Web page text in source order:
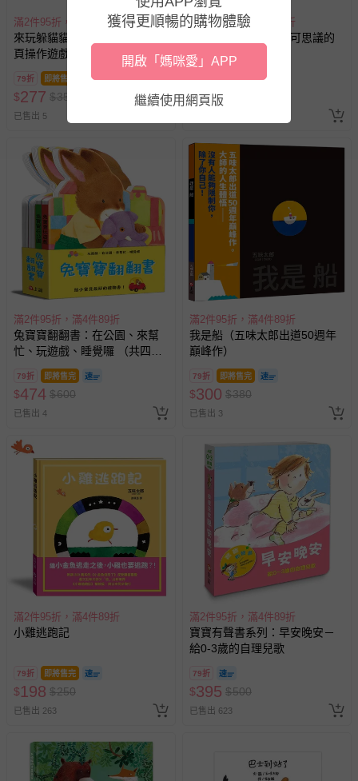
報紙、期刊或雜誌（惟書籍如經拆封、使用，則酌收整
新費用）。
經消費者拆封之影音商品或電腦軟體（例如 DVD、CD
非以有形媒介提供之數位內容或一經提供即為完成之線
上服務，經消費者事先同意始提供（例如線上課程、遊
戲或活動點數等）。
已拆封之以下類型商品：
-個人衛生用品（例如尿布、貼身衣物、泳裝、襪子、地
墊、寢具類等）。
-新生兒親膚衣物（嬰幼兒包巾與背巾、包屁衣、學習
褲、紗布衣等）。
-接觸性孕哺產品（奶嘴、奶瓶、擠乳器、哺乳衣、托腹
帶束縛衣、餐搖椅等）。
-其他原廠盒裝商品封口處已貼上「不可拆封」，或具警
示字句等說明貼紙、封條者。
國際航空、客運、訂房等服務。
相關的退換貨辦理流程，可詳見：退換貨 & 退款問題
其他常見問題：
運送服務：目前提供的運送僅限台灣本島。如您位於離島地
區，可能會無法配送，或須依據商品需加收離島運費。廠商
亦保留出貨與否的權利。離島、偏遠地區、樓層親送等加價
費用，可能會另需加收。
商品實際的配達日期，可於訂單個人資料內的查詢訂單內，
已出貨通知之訊息為主。
如您收到商品，請依正常流程檢查是否完好，若商品遇瑕疵
情形，您可申請更換新品或退貨，請見：退貨的辦理流程
若您對於會員帳號、商品訂購與資訊、購物流程、付款方
式、折價券與購物金的使用、退貨及商品運送方式等有疑
問，你可詳見：媽咪愛客服中心。
預購商品：預購為海外同步代購，遇缺貨即會通知媽咪並協
商品如因「價格、組合」等錯誤原因，導致無法安排出貨，
會主動以簡訊及mail通知訂單取消事宜，並將提供適當補
滿2件95折，滿4件89折
來玩躲貓貓：聖誕老公公（硬
頁操作遊戲書）
79折 即將售完
$277 $350
已售出 5
滿2件95折，滿4件89折
倉鼠到哪去了？【不可思議的
六角形圖畫書】
79折 即將售完
$277
滿2件95折，滿4件89折
兔寶寶翻翻書：在公園、來幫
忙、玩遊戲、睡覺囉 （共四
79折 即將售完
$474 $600
已售出 4
滿2件95折，滿4件89折
我是船（五味太郎出道50週年
巔峰作）
79折 即將售完
$300 $380
已售出 3
滿2件95折，滿4件89折
小雞逃跑記
79折 即將售完
$198 $250
已售出 263
滿2件95折，滿4件89折
寶寶有聲書系列：早安晚安－
給0-3歲的自理兒歌
79折
$395 $500
已售出 623
獲得更順暢的購物體驗
開啟「媽咪愛」APP
繼續使用網頁版